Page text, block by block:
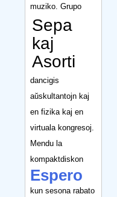
muziko. Grupo
Sepa
kaj
Asorti
dancigis
aŭskultantojn kaj
en fizika kaj en
virtuala kongresoj.
Mendu la
kompaktdiskon
Espero
kun sesona rabato